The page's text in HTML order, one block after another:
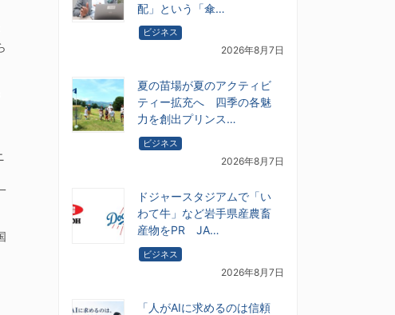
配」という「傘…
ビジネス
2026年8月7日
夏の苗場が夏のアクティビ
ティー拡充へ 四季の各魅
力を創出プリンス…
ビジネス
2026年8月7日
ドジャースタジアムで「い
わて牛」など岩手県産農畜
産物をPR JA…
ビジネス
2026年8月7日
「人がAIに求めるのは信頼